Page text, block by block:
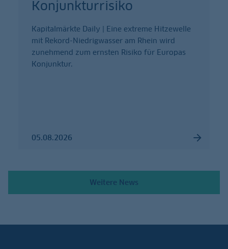
Konjunkturrisiko
Kapitalmärkte Daily | Eine extreme Hitzewelle
mit Rekord-Niedrigwasser am Rhein wird
zunehmend zum ernsten Risiko für Europas
Konjunktur.
05.08.2026
Weitere News